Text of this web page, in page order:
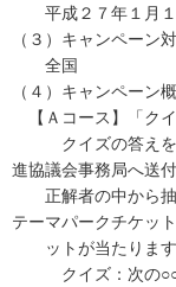
平成２７年１月１
（３）キャンペーン
全国
（４）キャンペーン
【Ａコース】「クイ
クイズの答えをハ
進協議会事務局へ送
正解者の中から抽
テーマパークチケッ
ットが当たります
クイズ：次の○○